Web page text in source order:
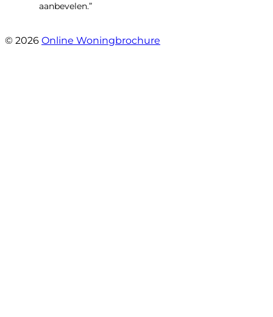
aanbevelen.”
© 2026 Online Woningbrochure